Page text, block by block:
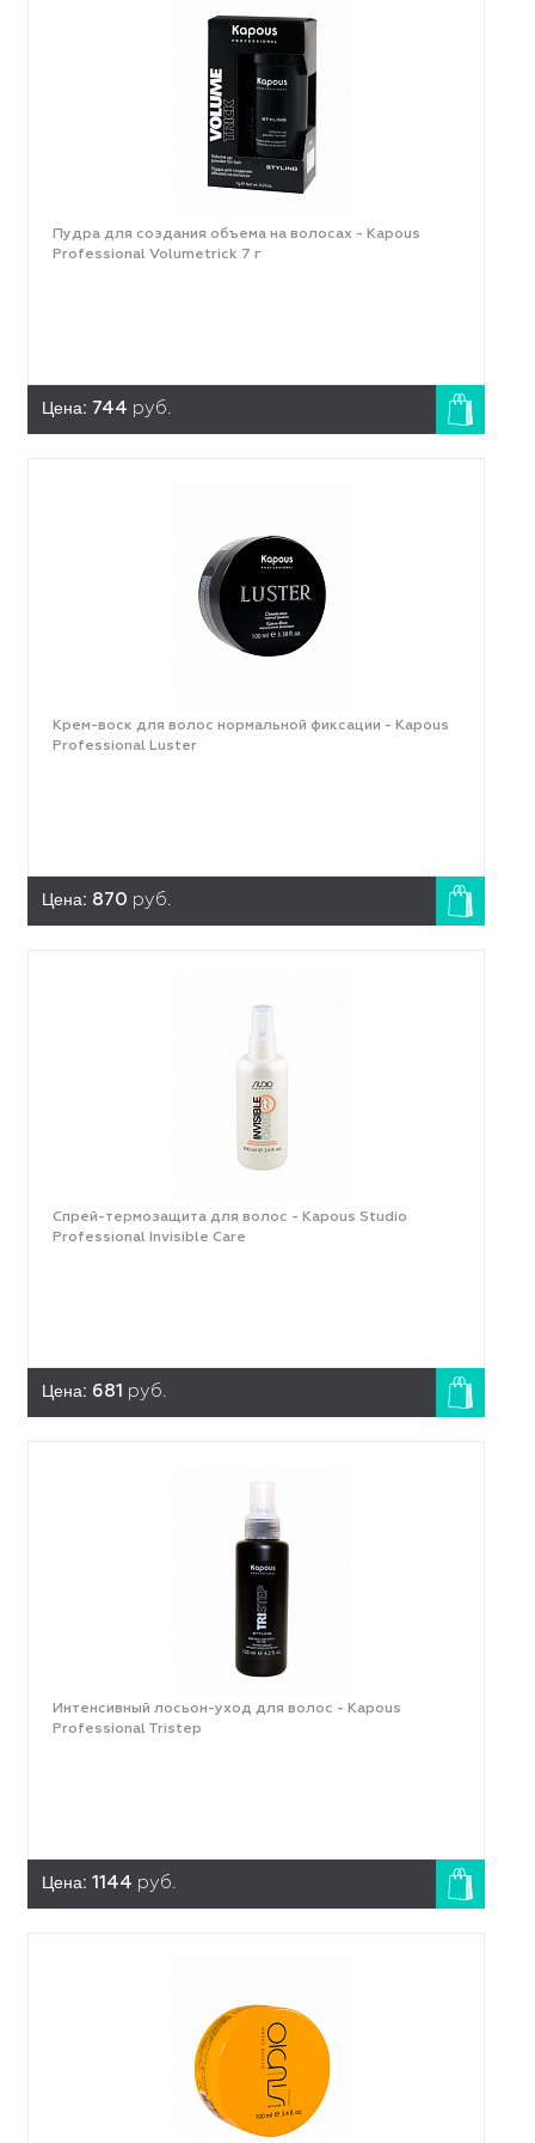
Пудра для создания объема на волосах - Kapous
Professional Volumetrick 7 г
Цена: 744 руб.
Крем-воск для волос нормальной фиксации - Kapous
Professional Luster
Цена: 870 руб.
Спрей-термозащита для волос - Kapous Studio
Professional Invisible Care
Цена: 681 руб.
Интенсивный лосьон-уход для волос - Kapous
Professional Tristep
Цена: 1144 руб.